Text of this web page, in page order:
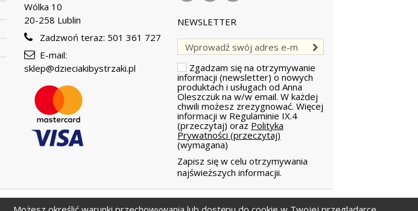
Wólka 10
20-258 Lublin
Zadzwoń teraz: 501 361 727
E-mail:
sklep@dzieciakibystrzaki.pl
NEWSLETTER
Zgadzam się na otrzymywanie
informacji (newsletter) o nowych
produktach i usługach od Anna
Oleszczuk na w/w email. W każdej
chwili możesz zrezygnować. Więcej
informacji w Regulaminie IX.4
(przeczytaj) oraz Polityka
Prywatności (przeczytaj)
(wymagana)
Zapisz się w celu otrzymywania
najświeższych informacjii.